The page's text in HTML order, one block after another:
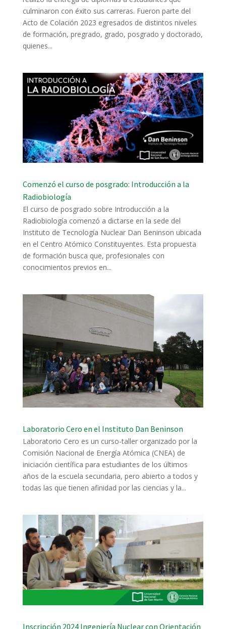
culminaron con éxito sus carreras. Fueron parte del
Acto de Colación 2023 egresados de distintos niveles
de formación, pregrado, grado, posgrado y doctorado,
quienes...
Comenzó el curso de posgrado: Introducción a la
Radiobiología
El curso de posgrado sobre Introducción a la
Radiobiología comenzó a dictarse en la sede del
Instituto de Tecnología Nuclear Dan Beninson ubicada
en el Centro Atómico Constituyentes. Esta propuesta
de formación busca que, profesionales con
conocimientos previos en...
Laboratorio Cero en el Instituto Dan Beninson
Laboratorio Cero es un curso-taller organizado por la
Comisión Nacional de Energía Atómica (CNEA) de
iniciación científica para estudiantes de los últimos
años de la escuela secundaria, pero abierto a todos y
todas las que tienen afinidad por las ciencias y la...
Inscripción 2024 Ingeniería Nuclear con Orientación